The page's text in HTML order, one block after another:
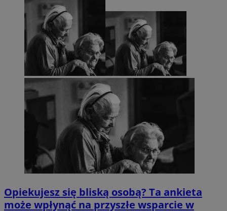
Opiekujesz się bliską osobą? Ta ankieta
może wpłynąć na przyszłe wsparcie w